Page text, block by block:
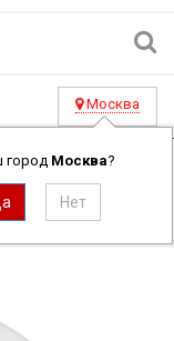
Москва
город Москва?
ID#2841